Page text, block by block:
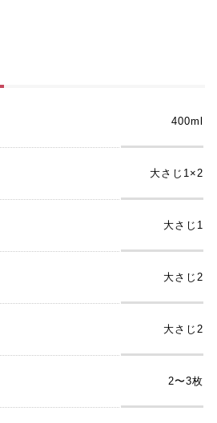
400ml
大さじ1×2
大さじ1
大さじ2
大さじ2
2〜3枚